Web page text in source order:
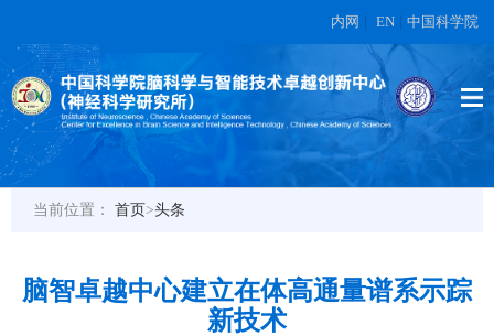
内网 EN 中国科学院
当前位置： 首页>头条
脑智卓越中心建立在体高通量谱系示踪
新技术